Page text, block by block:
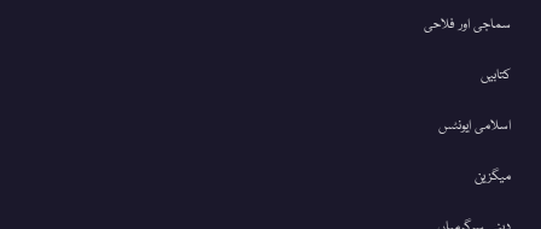
سماجی اور فلاحی
کتابیں
اسلامی ایونٹس
میگزین